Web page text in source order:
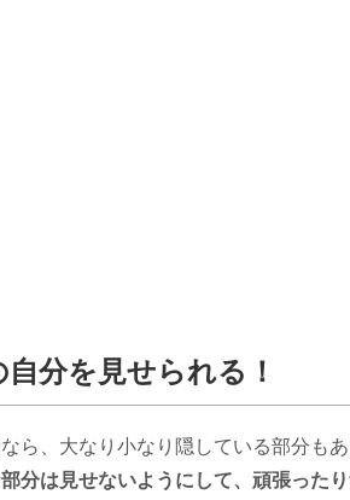
自分を見せられる！
ら、大なり小なり隠している部分もあ
分は見せないようにして、頑張った